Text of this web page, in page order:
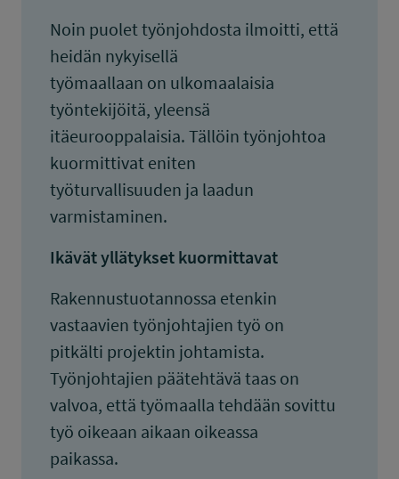
Noin puolet työnjohdosta ilmoitti, että
heidän nykyisellä
työmaallaan on ulkomaalaisia
työntekijöitä, yleensä
itäeurooppalaisia. Tällöin työnjohtoa
kuormittivat eniten
työturvallisuuden ja laadun
varmistaminen.
Ikävät yllätykset kuormittavat
Rakennustuotannossa etenkin
vastaavien työnjohtajien työ on
pitkälti projektin johtamista.
Työnjohtajien päätehtävä taas on
valvoa, että työmaalla tehdään sovittu
työ oikeaan aikaan oikeassa
paikassa.